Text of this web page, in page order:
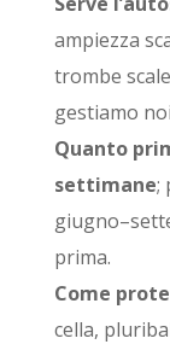
ampiezza
trombe
gestiamo
Quanto
settimane;
prima.
Come
cella,